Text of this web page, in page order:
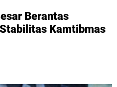
Berantas
Kamtibmas